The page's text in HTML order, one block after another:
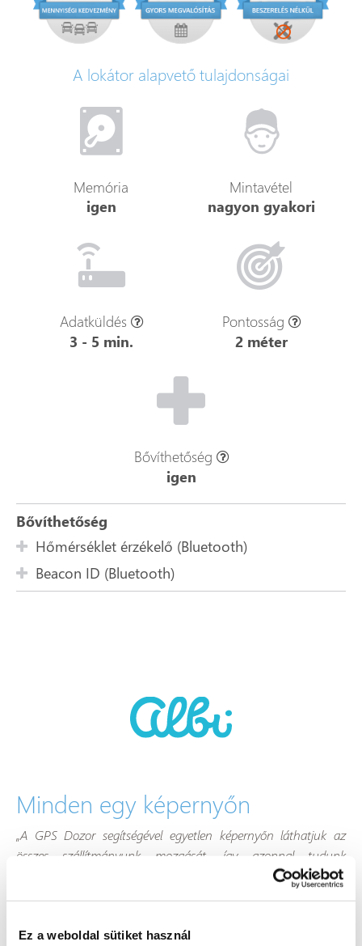
Ez a weboldal sütiket használ
A lokátor alapvető tulajdonságai
Memória
igen
Mintavétel
nagyon gyakori
Adatküldés
3 - 5 min.
Pontosság
2 méter
Bővíthetőség
igen
Bővíthetőség
Hőmérséklet érzékelő (Bluetooth)
Beacon ID (Bluetooth)
Minden egy képernyőn
„A GPS Dozor segítségével egyetlen képernyőn láthatjuk az
összes szállítmányunk mozgását, így azonnal tudunk
foglalkozni az aktuális problémákkal, például a sürgős